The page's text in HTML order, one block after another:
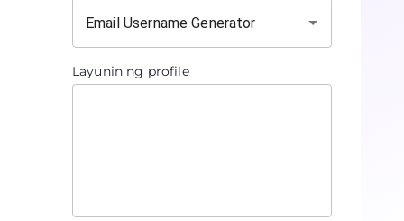
Layunin ng profile